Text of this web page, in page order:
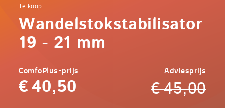
Home
Mobiliteit
Wandelstokstabilisator
19 - 21 mm
Comfoplus
-
Te koop
Wandelstokstabilisator
19 - 21 mm
ComfoPlus-prijs
€ 40,50
Adviesprijs
€45,00